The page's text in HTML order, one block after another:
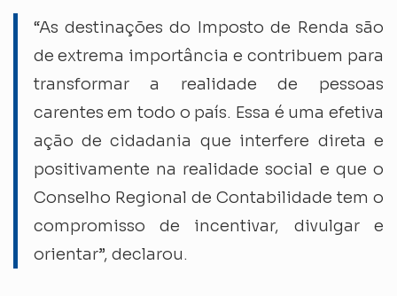
“As destinações do Imposto de Renda são
de extrema importância e contribuem para
transformar a realidade de pessoas
carentes em todo o país. Essa é uma efetiva
ação de cidadania que interfere direta e
positivamente na realidade social e que o
Conselho Regional de Contabilidade tem o
compromisso de incentivar, divulgar e
orientar”, declarou.